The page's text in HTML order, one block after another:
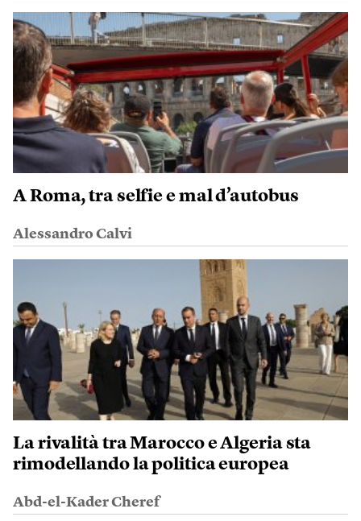
A Roma, tra selfie e mal d’autobus
Alessandro Calvi
La rivalità tra Marocco e Algeria sta
rimodellando la politica europea
Abd-el-Kader Cheref